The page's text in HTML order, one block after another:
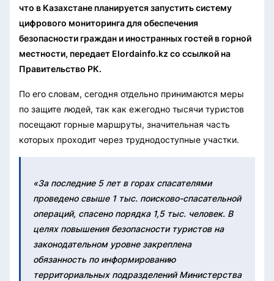
что в Казахстане планируется запустить систему
цифрового мониторинга для обеспечения
безопасности граждан и иностранных гостей в горной
местности, передает Elordainfo.kz со ссылкой на
Правительство РК.
По его словам, сегодня отдельно принимаются меры
по защите людей, так как ежегодно тысячи туристов
посещают горные маршруты, значительная часть
которых проходит через труднодоступные участки.
«За последние 5 лет в горах спасателями
проведено свыше 1 тыс. поисково-спасательной
операций, спасено порядка 1,5 тыс. человек. В
целях повышения безопасности туристов на
законодательном уровне закреплена
обязанность по информированию
территориальных подразделений Министерства